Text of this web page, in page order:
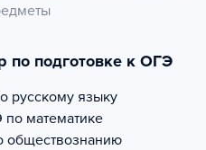
по подготовке к ОГЭ
русскому языку
математике
обществознанию